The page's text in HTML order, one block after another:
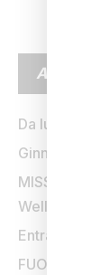
ARTICOLI
Da lunedì 24
Ginnastica
MISSIONE
Wellness
Entra in
FUORI DI